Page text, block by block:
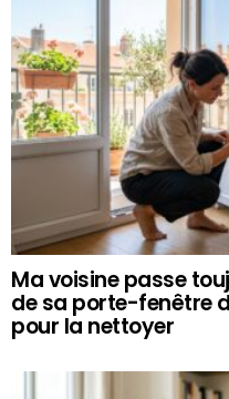
Ma voisine passe
de sa porte-fenêtre
pour la nettoyer